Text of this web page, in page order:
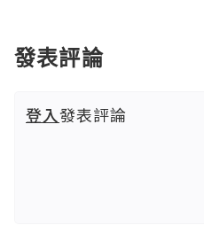
發表評論
登入發表評論